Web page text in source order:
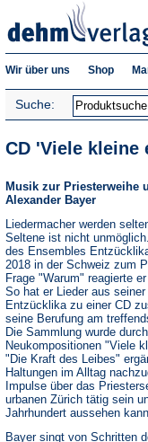
Wir über uns Shop
Suche:
CD 'Viele kleine
Musik zur Priesterweihe
Alexander Bayer
Liedermacher werden
Seltene ist nicht
des Ensembles
2018 in der Schweiz zum
Frage "Warum" reagierte
So hat er Lieder aus
Entzücklika zu einer CD
seine Berufung am
Die Sammlung wurde
Neukompositionen "Viele
"Die Kraft des Leibes"
Haltungen im Alltag
Impulse über das
urbanen Zürich tätig sein
Jahrhundert aussehen
Bayer singt von Schritten